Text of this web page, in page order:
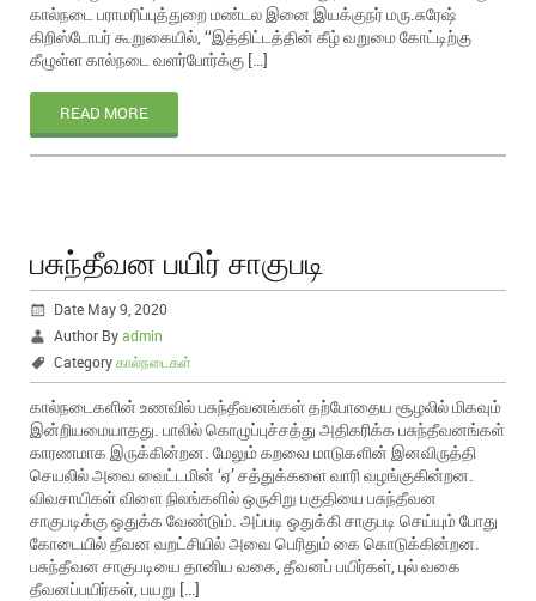
கால்நடை பராமரிப்புத்துறை மண்டல இனை இயக்குநர் மரு.சுரேஷ்
கிறிஸ்டோபர் கூறுகையில், ‘‘இத்திட்டத்தின் கீழ் வறுமை கோட்டிற்கு
கீழுள்ள கால்நடை வளர்போர்க்கு […]
READ MORE
பசுந்தீவன பயிர் சாகுபடி
Date May 9, 2020
Author Byadmin
Categoryகால்நடைகள்
கால்நடைகளின் உணவில் பசுந்தீவனங்கள் தற்போதைய சூழலில் மிகவும்
இன்றியமையாதது. பாலில் கொழுப்புச்சத்து அதிகரிக்க பசுந்தீவனங்கள்
காரணமாக இருக்கின்றன. மேலும் கறவை மாடுகளின் இனவிருத்தி
செயலில் அவை வைட்டமின் ‘ஏ’ சத்துக்களை வாரி வழங்குகின்றன.
விவசாயிகள் விளை நிலங்களில் ஒருசிறு பகுதியை பசுந்தீவன
சாகுபடிக்கு ஒதுக்க வேண்டும். அப்படி ஒதுக்கி சாகுபடி செய்யும் போது
கோடையில் தீவன வறட்சியில் அவை பெரிதும் கை கொடுக்கின்றன.
பசுந்தீவன சாகுபடியை தானிய வகை, தீவனப் பயிர்கள், புல் வகை
தீவனப்பயிர்கள், பயறு […]